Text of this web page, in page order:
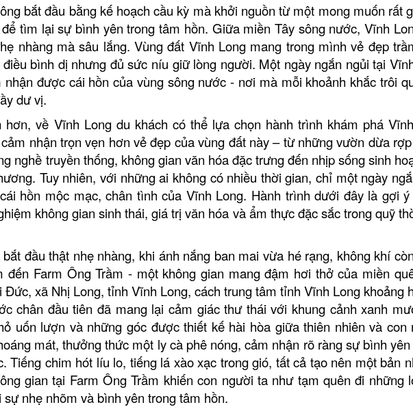
bắt đầu bằng kế hoạch cầu kỳ mà khởi nguồn từ một mong muốn rất
tìm lại sự bình yên trong tâm hồn. Giữa miền Tây sông nước, Vĩnh
nhàng mà sâu lắng. Vùng đất Vĩnh Long mang trong mình vẻ đẹp
bình dị nhưng đủ sức níu giữ lòng người. Một ngày ngắn ngủi tại
được cái hồn của vùng sông nước - nơi mà mỗi khoảnh khắc trôi
dư vị.
hơn, về Vĩnh Long du khách có thể lựa chọn hành trình khám phá
nhận trọn vẹn hơn vẻ đẹp của vùng đất này – từ những vườn dừa
nghề truyền thống, không gian văn hóa đặc trưng đến nhịp sống sinh
Tuy nhiên, với những ai không có nhiều thời gian, chỉ một ngày
hồn mộc mạc, chân tình của Vĩnh Long. Hành trình dưới đây là gợi
không gian sinh thái, giá trị văn hóa và ẩm thực đặc sắc trong quỹ
đầu thật nhẹ nhàng, khi ánh nắng ban mai vừa hé rạng, không khí
đến Farm Ông Trầm - một không gian mang đậm hơi thở của miền
Đức, xã Nhị Long, tỉnh Vĩnh Long, cách trung tâm tỉnh Vĩnh Long khoảng
chân đầu tiên đã mang lại cảm giác thư thái với khung cảnh xanh
uốn lượn và những góc được thiết kế hài hòa giữa thiên nhiên và con
mát, thưởng thức một ly cà phê nóng, cảm nhận rõ ràng sự bình
Tiếng chim hót líu lo, tiếng lá xào xạc trong gió, tất cả tạo nên một bản
gian tại Farm Ông Trầm khiến con người ta như tạm quên đi những
nhẹ nhõm và bình yên trong tâm hồn.